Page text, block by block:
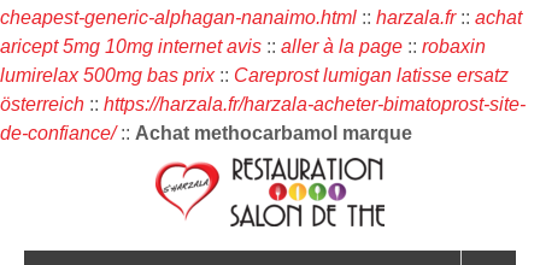
cheapest-generic-alphagan-nanaimo.html :: harzala.fr:: achat
aricept 5mg 10mg internet avis :: aller à la page :: robaxin
lumirelax 500mg bas prix:: Careprost lumigan latisse ersatz
österreich :: https://harzala.fr/harzala-acheter-bimatoprost-site-
de-confiance/:: Achat methocarbamol marque